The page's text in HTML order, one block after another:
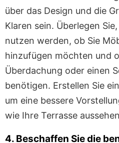
über das Design und die
Klaren sein. Überlegen
nutzen werden, ob Sie
hinzufügen möchten und
Überdachung oder einen
benötigen. Erstellen Sie
um eine bessere
wie Ihre Terrasse
4. Beschaffen Sie die